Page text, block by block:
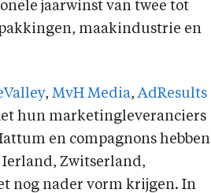
jaarwinst van twee tot
maakindustrie en
, MvH Media,AdResults
hun marketingleveranciers
en compagnons hebben
Ierland, Zwitserland,
nog nader vorm krijgen. In